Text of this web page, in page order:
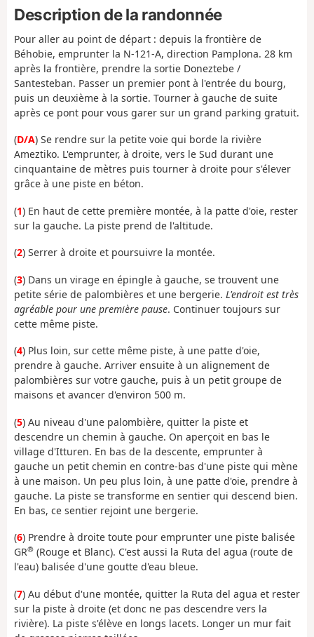
Description de la randonnée
Pour aller au point de départ : depuis la frontière de
Béhobie, emprunter la N-121-A, direction Pamplona. 28 km
après la frontière, prendre la sortie Doneztebe /
Santesteban. Passer un premier pont à l'entrée du bourg,
puis un deuxième à la sortie. Tourner à gauche de suite
après ce pont pour vous garer sur un grand parking gratuit.
(D/A) Se rendre sur la petite voie qui borde la rivière
Ameztiko. L'emprunter, à droite, vers le Sud durant une
cinquantaine de mètres puis tourner à droite pour s'élever
grâce à une piste en béton.
(1) En haut de cette première montée, à la patte d'oie, rester
sur la gauche. La piste prend de l'altitude.
(2) Serrer à droite et poursuivre la montée.
(3) Dans un virage en épingle à gauche, se trouvent une
petite série de palombières et une bergerie. L'endroit est très
agréable pour une première pause. Continuer toujours sur
cette même piste.
(4) Plus loin, sur cette même piste, à une patte d'oie,
prendre à gauche. Arriver ensuite à un alignement de
palombières sur votre gauche, puis à un petit groupe de
maisons et avancer d'environ 500 m.
(5) Au niveau d'une palombière, quitter la piste et
descendre un chemin à gauche. On aperçoit en bas le
village d'Itturen. En bas de la descente, emprunter à
gauche un petit chemin en contre-bas d'une piste qui mène
à une maison. Un peu plus loin, à une patte d'oie, prendre à
gauche. La piste se transforme en sentier qui descend bien.
En bas, ce sentier rejoint une bergerie.
(6) Prendre à droite toute pour emprunter une piste balisée
GR® (Rouge et Blanc). C'est aussi la Ruta del agua (route de
l'eau) balisée d'une goutte d'eau bleue.
(7) Au début d'une montée, quitter la Ruta del agua et rester
sur la piste à droite (et donc ne pas descendre vers la
rivière). La piste s'élève en longs lacets. Longer un mur fait